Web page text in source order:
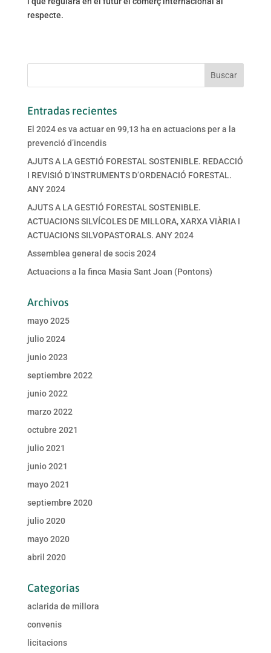
respecte.
Entradas recientes
El 2024 es va actuar en 99,13 ha en actuacions per a la
prevenció d’incendis
AJUTS A LA GESTIÓ FORESTAL SOSTENIBLE. REDACCIÓ
I REVISIÓ D’INSTRUMENTS D’ORDENACIÓ FORESTAL.
ANY 2024
AJUTS A LA GESTIÓ FORESTAL SOSTENIBLE.
ACTUACIONS SILVÍCOLES DE MILLORA, XARXA VIÀRIA I
ACTUACIONS SILVOPASTORALS. ANY 2024
Assemblea general de socis 2024
Actuacions a la finca Masia Sant Joan (Pontons)
Archivos
mayo 2025
julio 2024
junio 2023
septiembre 2022
junio 2022
marzo 2022
octubre 2021
julio 2021
junio 2021
mayo 2021
septiembre 2020
julio 2020
mayo 2020
abril 2020
Categorías
aclarida de millora
convenis
licitacions